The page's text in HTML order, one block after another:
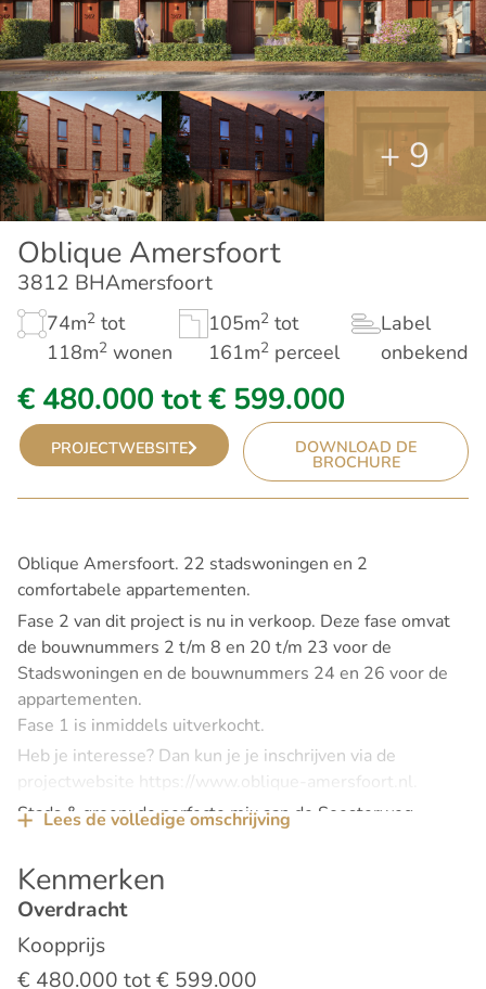
+ 9
Oblique Amersfoort
3812 BHAmersfoort
74m2 tot
118m2 wonen
105m2tot
161m2perceel
Label
onbekend
€ 480.000 tot € 599.000
PROJECTWEBSITE DOWNLOAD DE
BROCHURE
Oblique Amersfoort. 22 stadswoningen en 2
comfortabele appartementen.
Fase 2 van dit project is nu in verkoop. Deze fase omvat
de bouwnummers 2 t/m 8 en 20 t/m 23 voor de
Stadswoningen en de bouwnummers 24 en 26 voor de
appartementen.
Fase 1 is inmiddels uitverkocht.
Heb je interesse? Dan kun je je inschrijven via de
projectwebsite https://www.oblique-amersfoort.nl.
Stads & groen: de perfecte mix aan de Soesterweg
sfeervolle Soesterkwartier en de iconische
Wagenwerkplaats, een bruisend cultureel terrein. Hier
woon je op een unieke plek waar historie, natuur en
stedelijk comfort samenkomen, op steenworp afstand van
het station. Of je nu houdt van koffie in een oude
Lees de volledige omschrijving
Kenmerken
Overdracht
Koopprijs
€ 480.000 tot € 599.000